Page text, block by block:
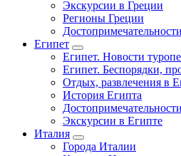
Экскурсии в Греции
Регионы Греции
Египет
Египет. Новости
Египет. Беспорядки,
Отдых, развлечения в
История Египта
Экскурсии в Египте
Италия
Города Италии